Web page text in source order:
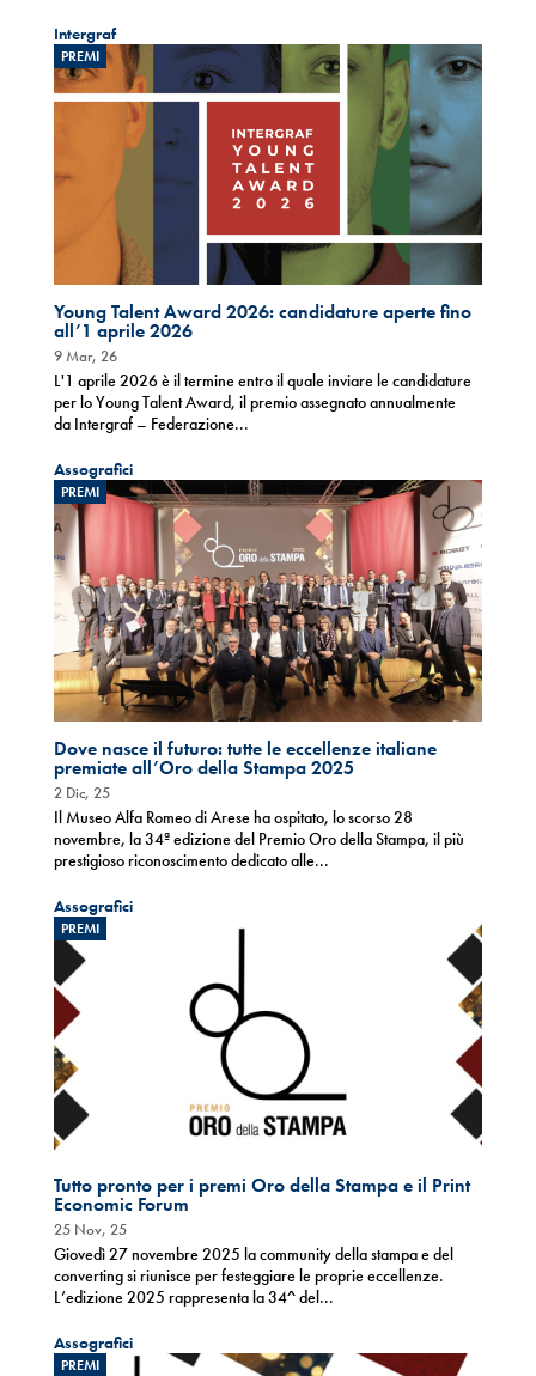
Intergraf
PREMI
Young Talent Award 2026: candidature aperte fino
all’1 aprile 2026
9 Mar, 26
L'1 aprile 2026 è il termine entro il quale inviare le candidature
per lo Young Talent Award, il premio assegnato annualmente
da Intergraf – Federazione...
Assografici
PREMI
Dove nasce il futuro: tutte le eccellenze italiane
premiate all’Oro della Stampa 2025
2 Dic, 25
Il Museo Alfa Romeo di Arese ha ospitato, lo scorso 28
novembre, la 34ª edizione del Premio Oro della Stampa, il più
prestigioso riconoscimento dedicato alle...
Assografici
PREMI
Tutto pronto per i premi Oro della Stampa e il Print
Economic Forum
25 Nov, 25
Giovedì 27 novembre 2025 la community della stampa e del
converting si riunisce per festeggiare le proprie eccellenze.
L’edizione 2025 rappresenta la 34^ del...
Assografici
PREMI